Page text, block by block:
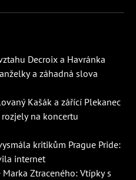
Decroix a Havránka
a záhadná slova
Kašák a zářící Plekanec
na koncertu
kritikům Prague Pride:
internet
Ztraceného: Vtípky s